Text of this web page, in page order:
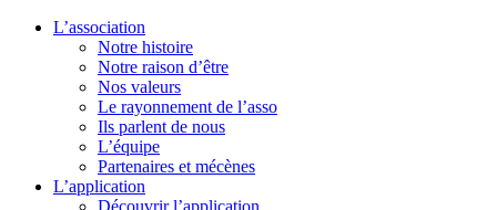
L’association
Notre histoire
Notre raison d’être
Nos valeurs
Le rayonnement de l’asso
Ils parlent de nous
L’équipe
Partenaires et mécènes
L’application
Découvrir l’application